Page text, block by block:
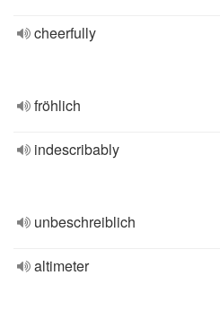
cheerfully
fröhlich
indescribably
unbeschreiblich
altimeter